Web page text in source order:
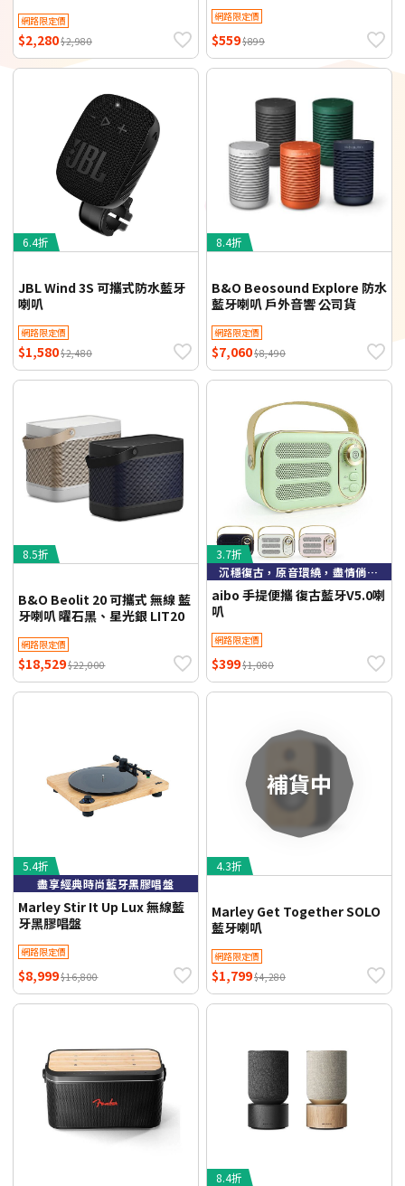
網路限定價
$2,280$2,980
網路限定價
$559$899
6.4折
JBL Wind 3S 可攜式防水藍牙
喇叭
網路限定價
$1,580$2,480
8.4折
B&O Beosound Explore 防水
藍牙喇叭 戶外音響 公司貨
網路限定價
$7,060$8,490
8.5折
B&O Beolit 20 可攜式 無線 藍
牙喇叭 曜石黑、星光銀 LIT20
網路限定價
$18,529$22,000
3.7折
沉穩復古，原音環繞，盡情倘佯在音樂裡
aibo 手提便攜 復古藍牙V5.0喇
叭
網路限定價
$399$1,080
5.4折
盡享經典時尚藍牙黑膠唱盤
Marley Stir It Up Lux 無線藍
牙黑膠唱盤
網路限定價
$8,999$16,800
4.3折
Marley Get Together SOLO
藍牙喇叭
網路限定價
$1,799$4,280
8.4折